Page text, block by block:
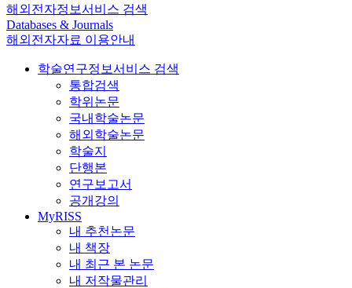
해외전자정보서비스 검색
Databases & Journals
해외전자자료 이용안내
학술연구정보서비스 검색
통합검색
학위논문
국내학술논문
해외학술논문
학술지
단행본
연구보고서
공개강의
MyRISS
내 추천논문
내 책장
내 최근 본 논문
내 저작물관리